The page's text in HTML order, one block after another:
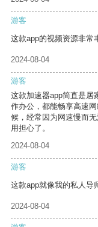
游客
这款app的视频资源非常
2024-08-04
游客
这款加速器app简直是居
作办公，都能畅享高速
候，经常因为网速慢而
用担心了。
2024-08-04
游客
这款app就像我的私人导
2024-08-04